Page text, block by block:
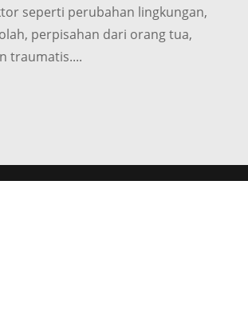
seperti perubahan lingkungan,
perpisahan dari orang tua,
traumatis....